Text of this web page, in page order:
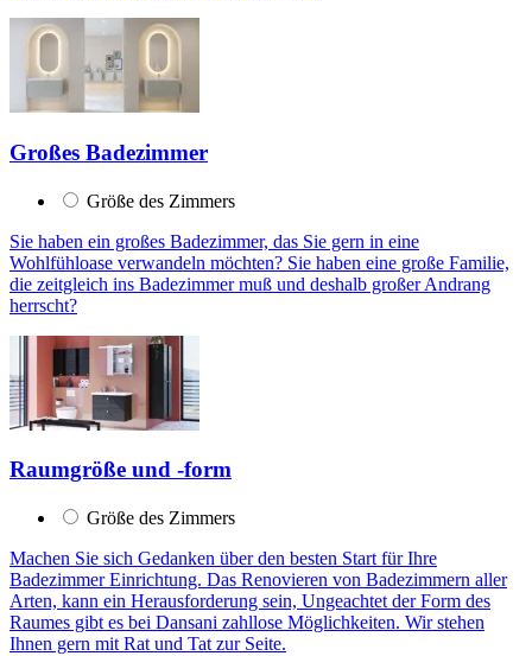
Großes Badezimmer
Größe des Zimmers
Sie haben ein großes Badezimmer, das Sie gern in eine
Wohlfühloase verwandeln möchten? Sie haben eine große Familie,
die zeitgleich ins Badezimmer muß und deshalb großer Andrang
herrscht?
Raumgröße und -form
Größe des Zimmers
Machen Sie sich Gedanken über den besten Start für Ihre
Badezimmer Einrichtung. Das Renovieren von Badezimmern aller
Arten, kann ein Herausforderung sein, Ungeachtet der Form des
Raumes gibt es bei Dansani zahllose Möglichkeiten. Wir stehen
Ihnen gern mit Rat und Tat zur Seite.